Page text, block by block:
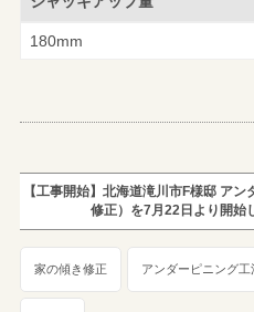
180mm
【工事開始】北海道滝川市F様邸 ア
修正）を7月22日より開始
家の傾き修正 アンダーピニング工